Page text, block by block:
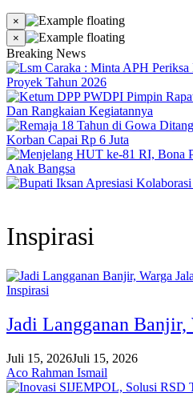
×
×
Breaking News
Proyek Tahun 2026
Dan Rangkaian Kegiatannya
Korban Capai Rp 6 Juta
Anak Bangsa
Inspirasi
Inspirasi
Jadi Langganan
Juli 15, 2026Juli 15, 2026
Aco Rahman Ismail